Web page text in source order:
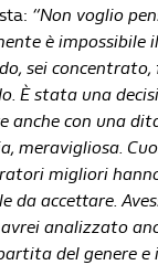
“Non voglio
è impossibile
sei
È stata una
anche con una
meravigliosa.
migliori
da accettare.
analizzato
del genere